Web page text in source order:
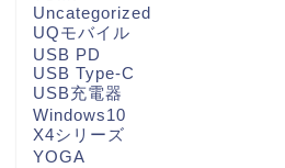
Uncategorized
UQモバイル
USB PD
USB Type-C
USB充電器
Windows10
X4シリーズ
YOGA